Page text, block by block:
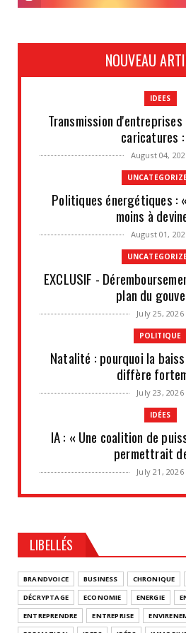
NOUVEAU
IDEES
Transmission
caricatures
August 04,
Politiques énergétiques :
moins à
August 01,
EXCLUSIF -
plan du
July 25, 2026
POLITIQUE
Natalité : pourquoi la
diffère
July 23, 2026
IDÉES
IA : « Une coalition de
permettrait
July 21, 2026
Retraites complémentaires
de pression
July 16, 2026
LIBELLÉS
BRANDVOICE BUSINESS CHRONIQUE
DÉCRYPTAGE
ECONOMIE ENERGIE
ENTREPRENDRE
ENTREPRISE